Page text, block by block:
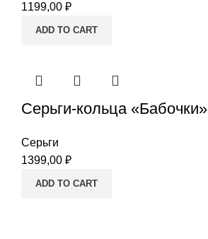
1199,00 ₽
ADD TO CART
Серьги-кольца «Бабочки»
Серьги
1399,00 ₽
ADD TO CART